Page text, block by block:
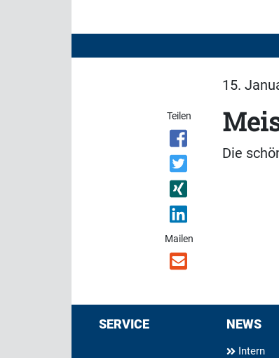
15.
Teilen
Mailen
Die
SERVICE NEWS
Intern